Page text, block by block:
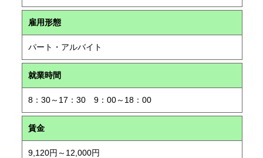
雇用形態
パート・アルバイト
就業時間
8：30～17：30 9：00～18：00
賃金
9,120円～12,000円